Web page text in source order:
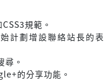
規範。
計劃增設聯絡站長的表
。
的分享功能。